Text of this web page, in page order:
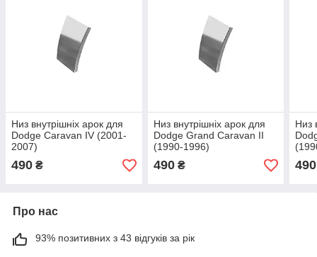
Низ внутрішніх арок для
Dodge Caravan IV (2001-
2007)
490 ₴
Низ внутрішніх арок для
Dodge Grand Caravan II
(1990-1996)
490₴
Низ
490
Про нас
93% позитивних з 43 відгуків за рік